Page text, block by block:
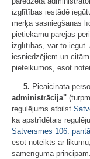
izglītības iestādē
mērķa sasniegšanas
pietiekamu pārejas
izglītības, var to iegūt.
iesniedzējiem un
pieteikumos, esot
5. Pieaicinātā
administrācija"
regulējums atbilst
ka apstrīdētais
Satversmes 106. pantā
esot noteikts ar
samērīguma principam.